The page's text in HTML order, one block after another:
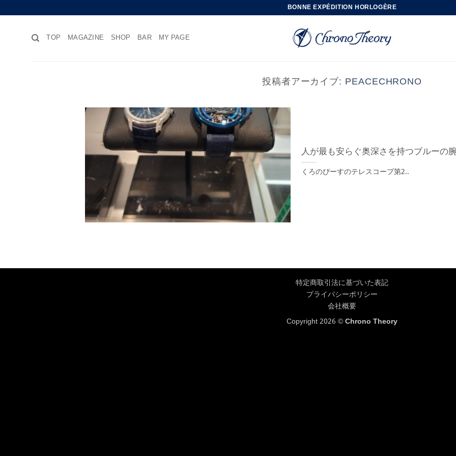
to
BONNE EXPÉDITION HORLOGÈRE
TOP MAGAZINE SHOP BAR MY PAGE
投稿者アーカイブ: PEACECHRONO
人が最も安らぐ奥深さを持つブルーの
くろのぴーすのテレスコープ第2..
特定商取引法に基づいた表記
プライバシーポリシー
会社概要
Copyright 2026 ©Chrono Theory